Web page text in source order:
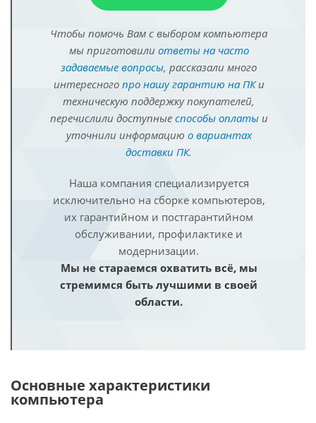
Чтобы помочь Вам с выбором компьютера
мы приготовили ответы на часто
задаваемые вопросы, рассказали много
интересного про нашу гарантию на ПКи
техническую поддержку покупателей,
перечислили доступные способы оплатыи
уточнили информацию о вариантах
доставки ПК.
Наша компания специализируется
исключительно на сборке компьютеров,
их гарантийном и постгарантийном
обслуживании, профилактике и
модернизации.
Мы не стараемся охватить всё, мы
стремимся быть лучшими в своей
области.
Основные характеристики
компьютера